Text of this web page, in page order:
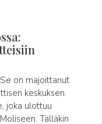
on majoittanut
keskuksen.
joka ulottuu
Tälläkin